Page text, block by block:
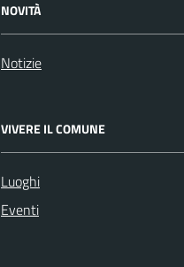
NOVITÀ
Notizie
VIVERE IL COMUNE
Luoghi
Eventi